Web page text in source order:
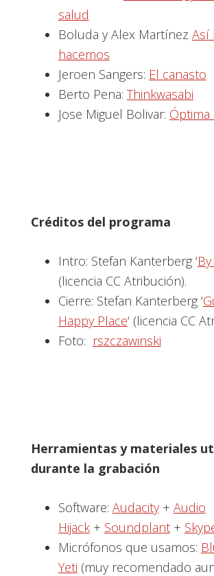
salud
Boluda y Alex Martínez Así
hacemos
Jeroen Sangers: El canasto
Berto Pena: Thinkwasabi
Jose Miguel Bolivar:
Créditos del programa
Intro: Stefan Kanterberg ‘
(licencia CC Atribución).
Cierre: Stefan Kanterberg ‘
Happy Place‘ (licencia CC
Foto: rszczawinski
Herramientas y materiales
durante la grabación
Software: Audacity+ Audio
Hijack+ Soundplant+
Micrófonos que usamos:
Yeti (muy recomendado